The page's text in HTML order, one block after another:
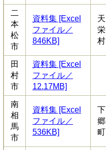
二
本
松
市
資料集 [Excel
ファイル／
846KB]
天
栄
村
田
村
市
資料集 [Excel
ファイル／
12.17MB]
南
相
馬
市
資料集 [Excel
ファイル／
536KB]
下
郷
町